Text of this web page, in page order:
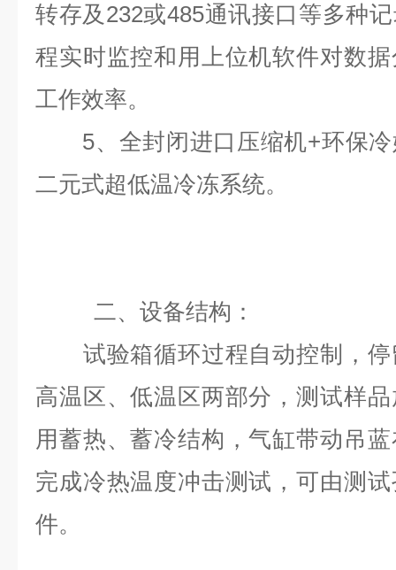
转存及232或485通讯接口等多种
程实时监控和用上位机软件对数
工作效率。
5、 全封闭进口压缩机+环保
二元式超低温冷冻系统。
二、 设备结构：
试验箱循环过程自动控制，停
高温区、低温区两部分，测试样
用蓄热、蓄冷结构，气缸带动吊
完成冷热温度冲击测试，可由测
件。